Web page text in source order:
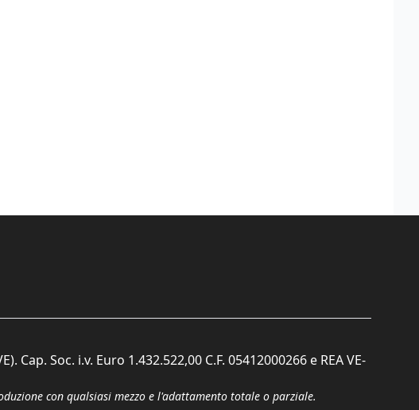
Soc. i.v. Euro 1.432.522,00 C.F. 05412000266 e REA VE-
con qualsiasi mezzo e l'adattamento totale o parziale.